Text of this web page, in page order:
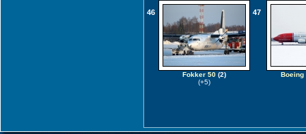
46
Fokker 50(2)
(+5)
47
Boeing